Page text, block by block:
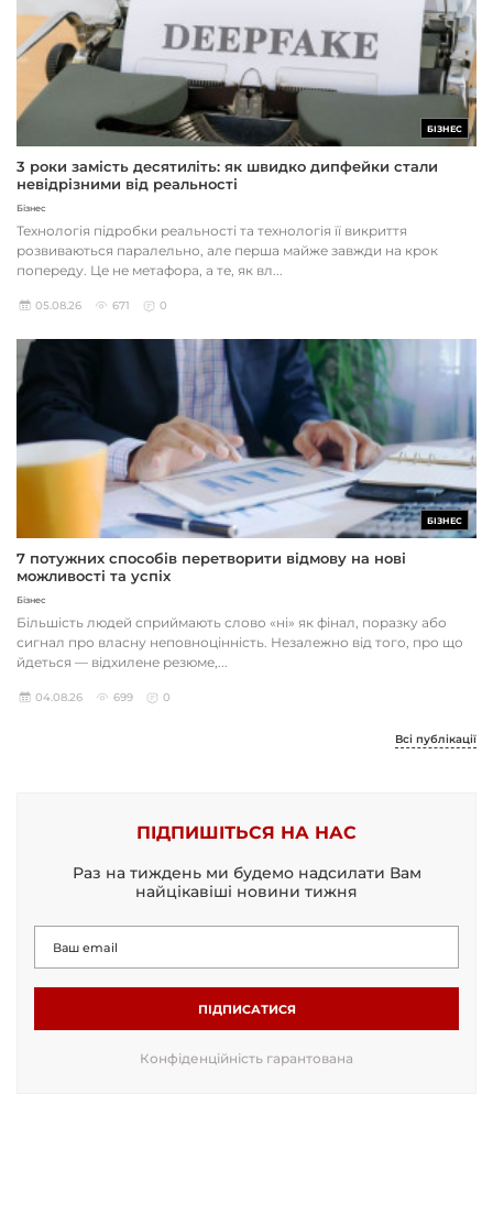
БІЗНЕС
3 роки замість десятиліть: як швидко дипфейки стали
невідрізними від реальності
Бізнес
Технологія підробки реальності та технологія її викриття
розвиваються паралельно, але перша майже завжди на крок
попереду. Це не метафора, а те, як вл...
05.08.26 671 0
БІЗНЕС
7 потужних способів перетворити відмову на нові
можливості та успіх
Бізнес
Більшість людей сприймають слово «ні» як фінал, поразку або
сигнал про власну неповноцінність. Незалежно від того, про що
йдеться — відхилене резюме,...
04.08.26 699 0
Всі публікації
ПІДПИШІТЬСЯ НА НАС
Раз на тиждень ми будемо надсилати Вам
найцікавіші новини тижня
ПІДПИСАТИСЯ
Конфіденційність гарантована